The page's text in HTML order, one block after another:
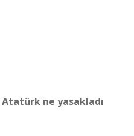
Atatürk ne yasakladı